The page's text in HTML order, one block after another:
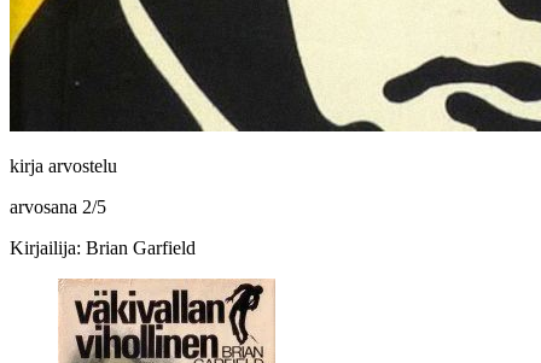
kirja arvostelu
arvosana 2/5
Kirjailija: Brian Garfield